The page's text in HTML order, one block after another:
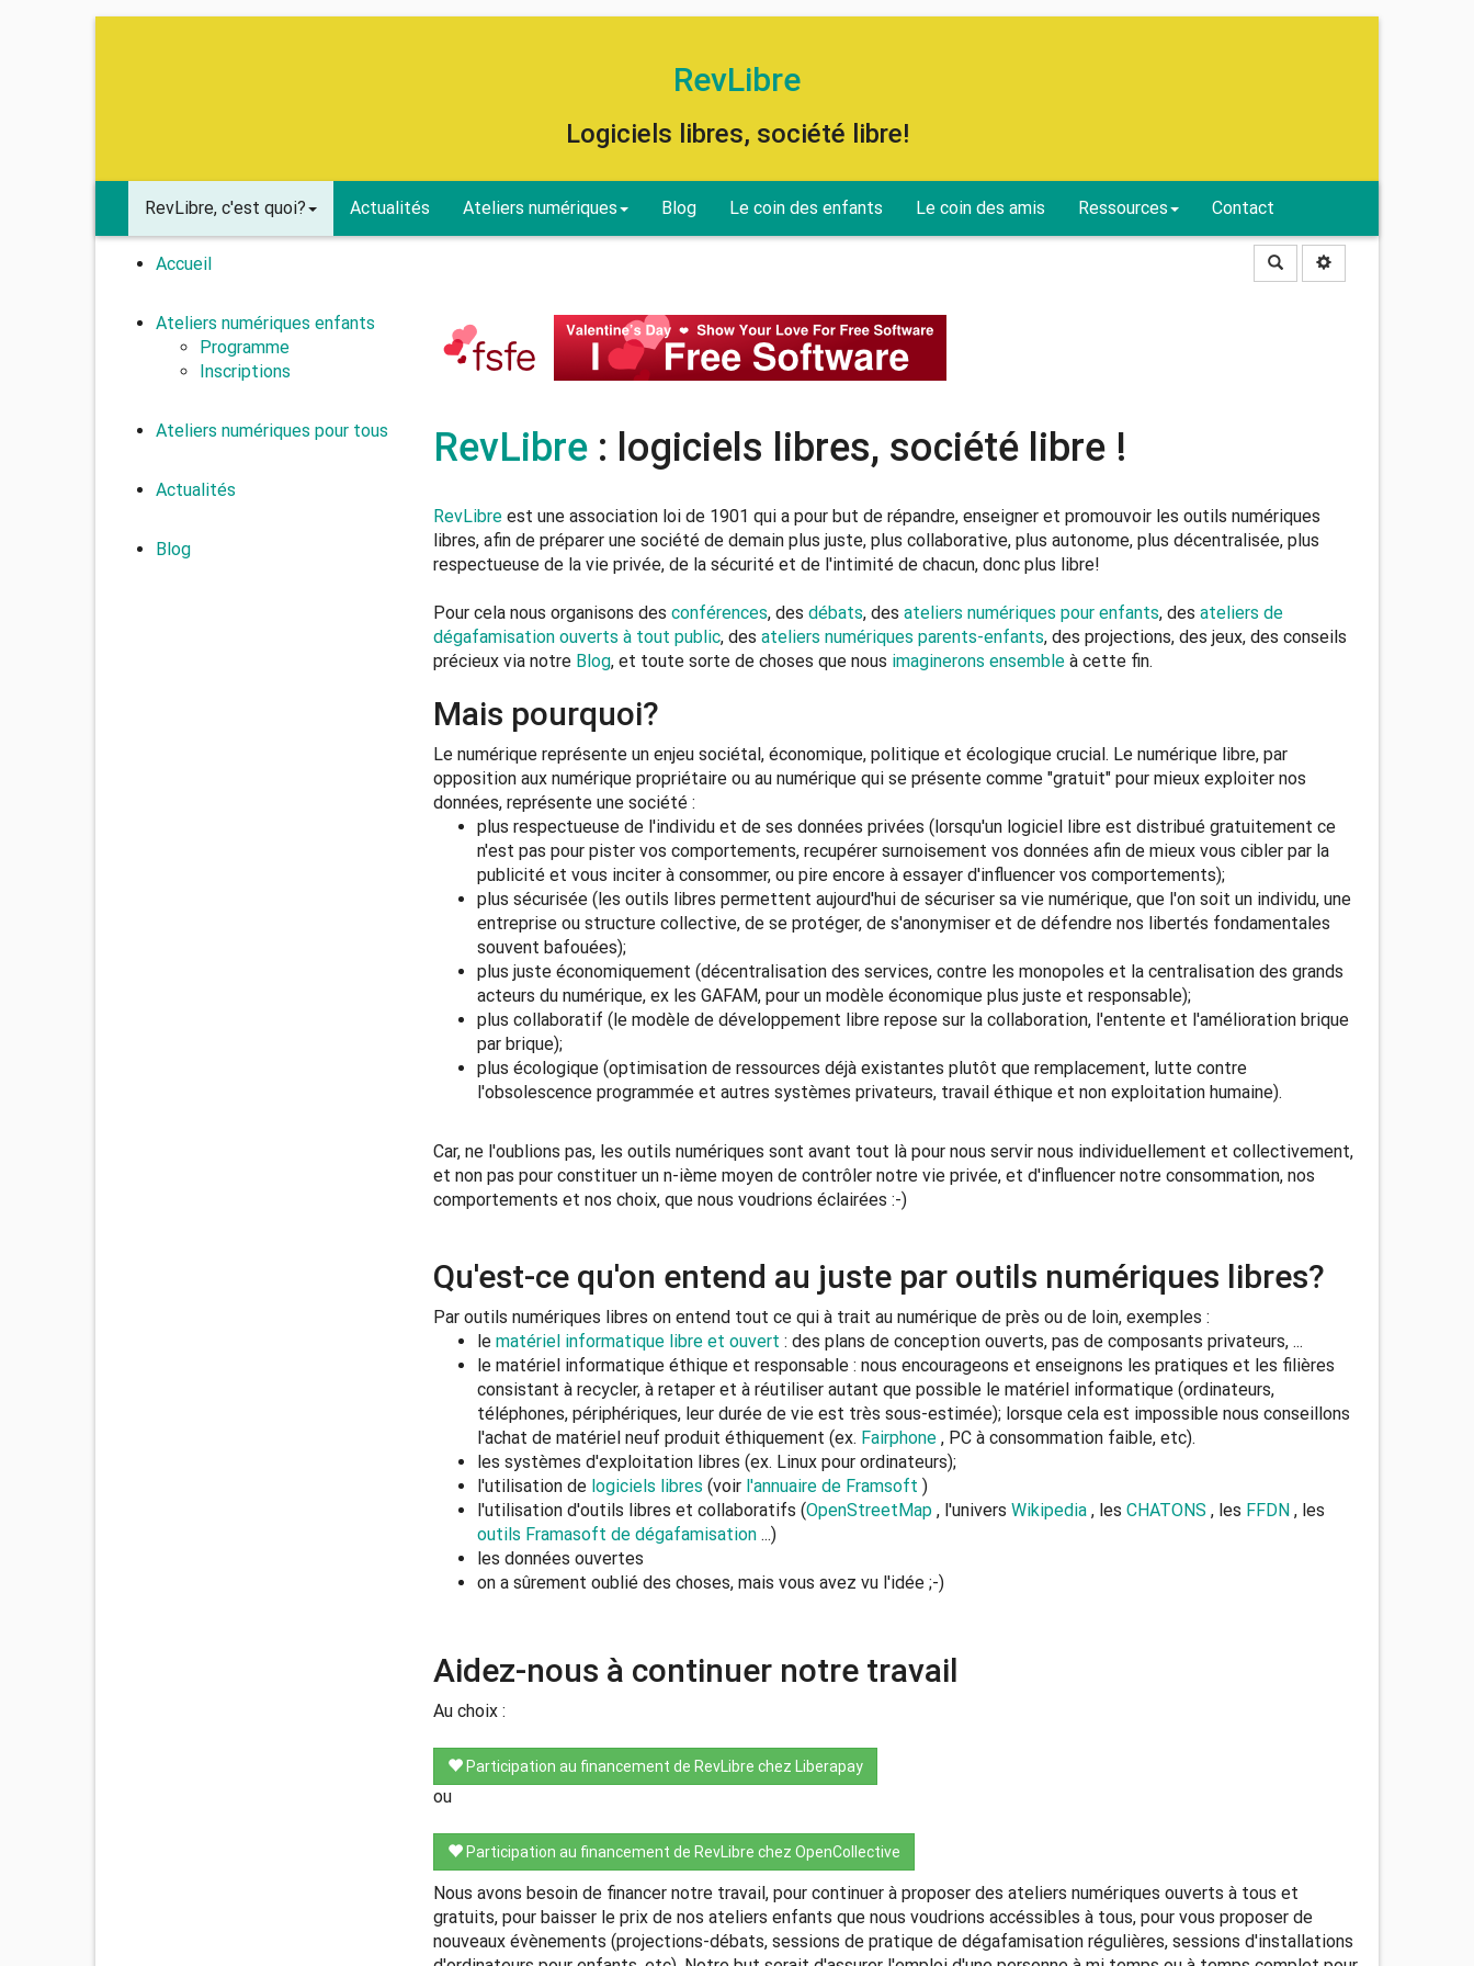
RevLibre
Logiciels libres, société libre!
RevLibre, c'est quoi? Actualités Ateliers numériques Blog Le coin des enfants Le coin des amis Ressources Contact
Rechercher
Accueil
Ateliers numériques enfants
Programme
Inscriptions
Ateliers numériques pour tous
Actualités
Blog
RevLibre: logiciels libres, société libre !
RevLibreest une association loi de 1901 qui a pour but de répandre, enseigner et promouvoir les outils numériques
libres, afin de préparer une société de demain plus juste, plus collaborative, plus autonome, plus décentralisée, plus
respectueuse de la vie privée, de la sécurité et de l'intimité de chacun, donc plus libre!
Pour cela nous organisons des conférences, des débats, des ateliers numériques pour enfants, des ateliers de
dégafamisation ouverts à tout public, des ateliers numériques parents-enfants, des projections, des jeux, des conseils
précieux via notre Blog, et toute sorte de choses que nous imaginerons ensembleà cette fin.
Mais pourquoi?
Le numérique représente un enjeu sociétal, économique, politique et écologique crucial. Le numérique libre, par
opposition aux numérique propriétaire ou au numérique qui se présente comme "gratuit" pour mieux exploiter nos
données, représente une société :
plus respectueuse de l'individu et de ses données privées (lorsqu'un logiciel libre est distribué gratuitement ce
n'est pas pour pister vos comportements, recupérer surnoisement vos données afin de mieux vous cibler par la
publicité et vous inciter à consommer, ou pire encore à essayer d'influencer vos comportements);
plus sécurisée (les outils libres permettent aujourd'hui de sécuriser sa vie numérique, que l'on soit un individu, une
entreprise ou structure collective, de se protéger, de s'anonymiser et de défendre nos libertés fondamentales
souvent bafouées);
plus juste économiquement (décentralisation des services, contre les monopoles et la centralisation des grands
acteurs du numérique, ex les GAFAM, pour un modèle économique plus juste et responsable);
plus collaboratif (le modèle de développement libre repose sur la collaboration, l'entente et l'amélioration brique
par brique);
plus écologique (optimisation de ressources déjà existantes plutôt que remplacement, lutte contre
l'obsolescence programmée et autres systèmes privateurs, travail éthique et non exploitation humaine).
Car, ne l'oublions pas, les outils numériques sont avant tout là pour nous servir nous individuellement et collectivement,
et non pas pour constituer un n-ième moyen de contrôler notre vie privée, et d'influencer notre consommation, nos
comportements et nos choix, que nous voudrions éclairées :-)
Qu'est-ce qu'on entend au juste par outils numériques libres?
Par outils numériques libres on entend tout ce qui à trait au numérique de près ou de loin, exemples :
le matériel informatique libre et ouvert : des plans de conception ouverts, pas de composants privateurs, ...
le matériel informatique éthique et responsable : nous encourageons et enseignons les pratiques et les filières
consistant à recycler, à retaper et à réutiliser autant que possible le matériel informatique (ordinateurs,
téléphones, périphériques, leur durée de vie est très sous-estimée); lorsque cela est impossible nous conseillons
l'achat de matériel neuf produit éthiquement (ex. Fairphone, PC à consommation faible, etc).
les systèmes d'exploitation libres (ex. Linux pour ordinateurs);
l'utilisation de logiciels libres (voir l'annuaire de Framsoft )
l'utilisation d'outils libres et collaboratifs (OpenStreetMap, l'univers Wikipedia, les CHATONS , les FFDN, les
outils Framasoft de dégafamisation...)
les données ouvertes
on a sûrement oublié des choses, mais vous avez vu l'idée ;-)
Aidez-nous à continuer notre travail
Au choix :
Participation au financement de RevLibre chez Liberapay
ou
Participation au financement de RevLibre chez OpenCollective
Nous avons besoin de financer notre travail, pour continuer à proposer des ateliers numériques ouverts à tous et
gratuits, pour baisser le prix de nos ateliers enfants que nous voudrions accéssibles à tous, pour vous proposer de
nouveaux évènements (projections-débats, sessions de pratique de dégafamisation régulières, sessions d'installations